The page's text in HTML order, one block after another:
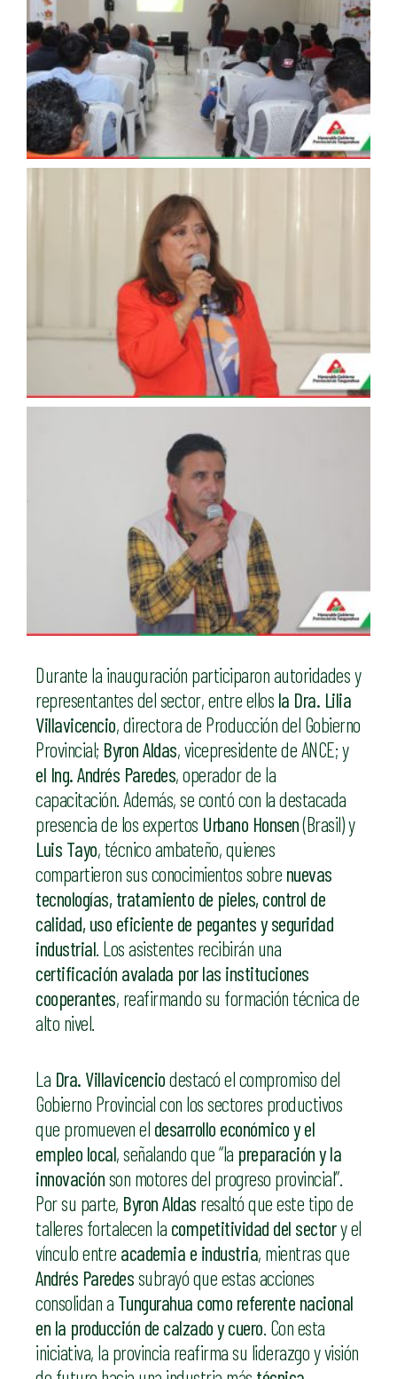
Durante la inauguración participaron autoridades y
representantes del sector, entre ellos la Dra. Lilia
Villavicencio, directora de Producción del Gobierno
Provincial; Byron Aldas, vicepresidente de ANCE; y
el Ing. Andrés Paredes, operador de la
capacitación. Además, se contó con la destacada
presencia de los expertos Urbano Honsen(Brasil) y
Luis Tayo, técnico ambateño, quienes
compartieron sus conocimientos sobre nuevas
tecnologías, tratamiento de pieles, control de
calidad, uso eficiente de pegantes y seguridad
industrial. Los asistentes recibirán una
certificación avalada por las instituciones
cooperantes, reafirmando su formación técnica de
alto nivel.
La Dra. Villavicenciodestacó el compromiso del
Gobierno Provincial con los sectores productivos
que promueven el desarrollo económico y el
empleo local, señalando que “la preparación y la
innovaciónson motores del progreso provincial”.
Por su parte, Byron Aldas resaltó que este tipo de
talleres fortalecen la competitividad del sectory el
vínculo entre academia e industria, mientras que
Andrés Paredessubrayó que estas acciones
consolidan a Tungurahua como referente nacional
en la producción de calzado y cuero. Con esta
iniciativa, la provincia reafirma su liderazgo y visión